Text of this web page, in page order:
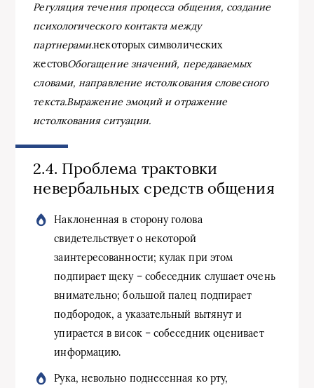
Регуляция течения процесса общения, создание
психологического контакта между
партнерами.некоторых символических
жестовОбогащение значений, передаваемых
словами, направление истолкования словесного
текста.Выражение эмоций и отражение
истолкования ситуации.
2.4. Проблема трактовки
невербальных средств общения
Наклоненная в сторону голова
свидетельствует о некоторой
заинтересованности; кулак при этом
подпирает щеку – собеседник слушает очень
внимательно; большой палец подпирает
подбородок, а указательный вытянут и
упирается в висок – собеседник оценивает
информацию.
Рука, невольно поднесенная ко рту,